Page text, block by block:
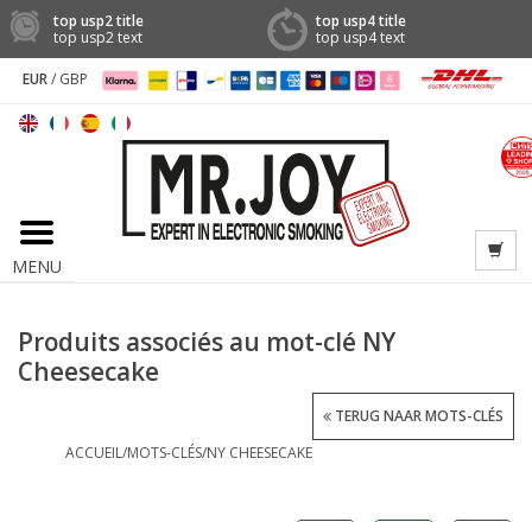
top usp2 title
top usp2 text
top usp4 title
top usp4 text
EUR/ GBP
MENU
Produits associés au mot-clé NY
Cheesecake
ACCUEIL/MOTS-CLÉS/NY CHEESECAKE
TERUG NAAR MOTS-CLÉS